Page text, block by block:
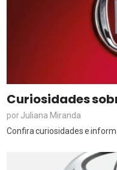
Curiosidades
porJuliana Miranda
Confira curiosidades e